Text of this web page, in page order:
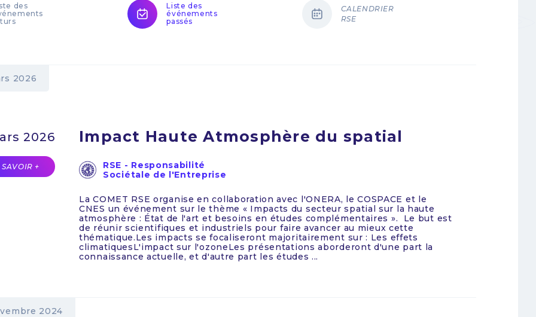
des
Liste des
événements
passés
CALENDRIER
RSE
2026
2026
SAVOIR +
Impact Haute Atmosphère du spatial
RSE - Responsabilité
Sociétale de l'Entreprise
La COMET RSE organise en collaboration avec l'ONERA, le COSPACE et le
CNES un événement sur le thème « Impacts du secteur spatial sur la haute
atmosphère : État de l'art et besoins en études complémentaires ». Le but est
de réunir scientifiques et industriels pour faire avancer au mieux cette
thématique.Les impacts se focaliseront majoritairement sur : Les effets
climatiquesL'impact sur l'ozoneLes présentations aborderont d'une part la
connaissance actuelle, et d'autre part les études ...
2024